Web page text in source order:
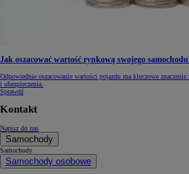
Jak oszacować wartość rynkową swojego
Odpowiednie oszacowanie wartości pojazdu ma kluczowe
i ubezpieczenia.
Sprawdź
Kontakt
Napisz do nas
Samochody
Samochody
Samochody osobowe